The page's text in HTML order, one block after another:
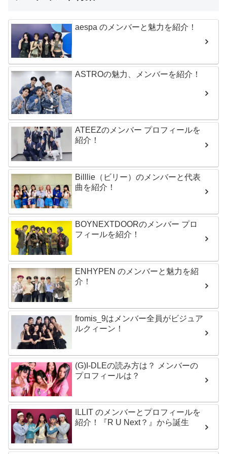
aespa のメンバーと魅力を紹介！
ASTROの魅力、メンバーを紹介！
ATEEZのメンバー プロフィールを
紹介！
Billlie（ビリー）のメンバーと代表
曲を紹介！
BOYNEXTDOORのメンバー プロ
フィールを紹介！
ENHYPEN のメンバーと魅力を紹
介！
fromis_9はメンバー全員がビジュア
ルクィーン！
(G)I-DLEの読み方は？ メンバーの
プロフィールは？
ILLIT のメンバーとプロフィールを
紹介！『R U Next？』から誕生